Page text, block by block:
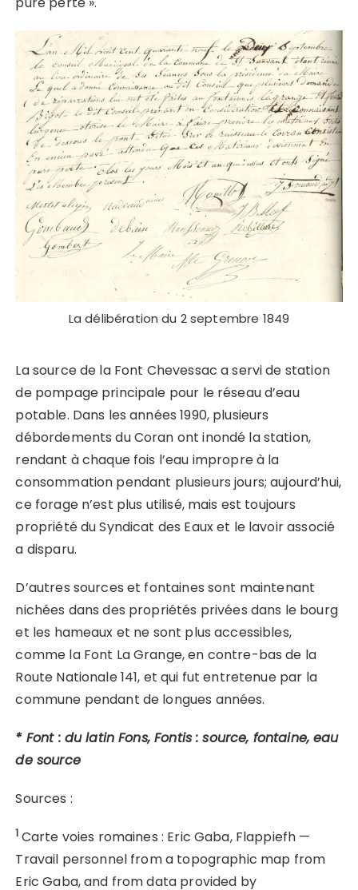
La délibération du 2 septembre 1849
La source de la Font Chevessac a servi de station
de pompage principale pour le réseau d’eau
potable. Dans les années 1990, plusieurs
débordements du Coran ont inondé la station,
rendant à chaque fois l’eau impropre à la
consommation pendant plusieurs jours; aujourd’hui,
ce forage n’est plus utilisé, mais est toujours
propriété du Syndicat des Eaux et le lavoir associé
a disparu.
D’autres sources et fontaines sont maintenant
nichées dans des propriétés privées dans le bourg
et les hameaux et ne sont plus accessibles,
comme la Font La Grange, en contre-bas de la
Route Nationale 141, et qui fut entretenue par la
commune pendant de longues années.
* Font : du latin Fons, Fontis : source, fontaine, eau
de source
Sources :
1 Carte voies romaines : Eric Gaba, Flappiefh —
Travail personnel from a topographic map from
Eric Gaba, and from data provided by